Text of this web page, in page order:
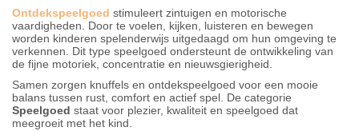
Ontdekspeelgoed stimuleert zintuigen en motorische
vaardigheden. Door te voelen, kijken, luisteren en bewegen
worden kinderen spelenderwijs uitgedaagd om hun omgeving te
verkennen. Dit type speelgoed ondersteunt de ontwikkeling van
de fijne motoriek, concentratie en nieuwsgierigheid.
Samen zorgen knuffels en ontdekspeelgoed voor een mooie
balans tussen rust, comfort en actief spel. De categorie
Speelgoed staat voor plezier, kwaliteit en speelgoed dat
meegroeit met het kind.